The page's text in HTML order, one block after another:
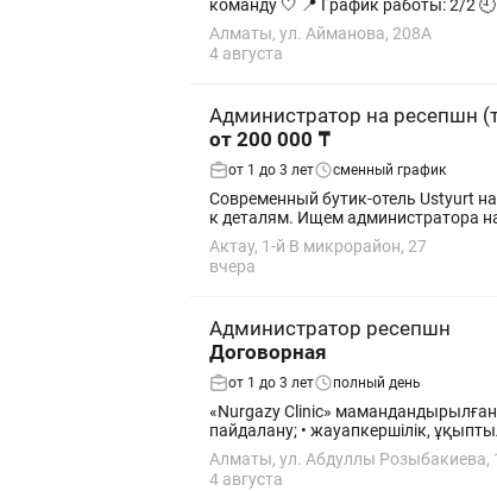
команду 🤍 📍 График
Алматы, ул. Айманова, 208А
4 августа
Администратор на ресепшн
от 200 000 ₸
от 1 до 3 лет сменный график
Современный бутик-отель Ustyurt
к деталям. Ищем администратора
Актау, 1-й В микрорайон, 27
вчера
Администратор ресепшн
Договорная
от 1 до 3 лет полный день
«Nurgazy Clinic» мамандандырылған
пайдалану; • жауапкершілік,
Алматы, ул. Абдуллы Розыбакиева,
4 августа